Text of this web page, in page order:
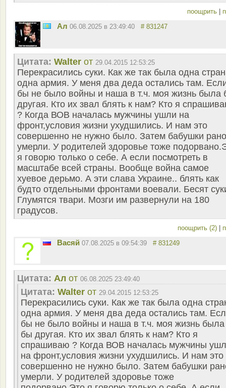
поощрить
Ал 06.08.2025 в 23:49:40 # 831247
Цитата: Walter от 29.04.2015 12:53:25
Перекрасились суки. Как же так была одна
одна армия. У меня два деда остались там.
бы не было войны и наша в т.ч. моя жизнь была
другая. Кто их звал блять к нам? Кто я
? Когда ВОВ началась мужчины ушли на
фронт,условия жизни ухудшились. И нам это
совершенно не нужно было. Затем бабушки рано
умерли. У родителей здоровье тоже
я говорю только о себе. А если посмотреть в
масштабе всей страны. Вообще война самое
хуевое дерьмо. А эти слава Украине.. блять как
будто отдельными фронтами воевали. Бесят
Глумятся твари. Мозги им развернули на 180
градусов.
поощрить (2)
Васяй 07.08.2025 в 09:54:39 # 831249
Цитата: Ал от 06.08.2025 23:49:40
Цитата: Walter от 29.04.2015 12:53:25
Перекрасились суки. Как же так была одна
одна армия. У меня два деда остались там.
бы не было войны и наша в т.ч. моя жизнь была
бы другая. Кто их звал блять к нам? Кто я
спрашиваю ? Когда ВОВ началась мужчины
на фронт,условия жизни ухудшились. И нам это
совершенно не нужно было. Затем бабушки
умерли. У родителей здоровье тоже